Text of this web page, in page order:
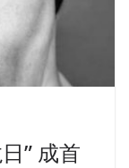
” 成首